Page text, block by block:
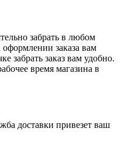
забрать в любом
заказа вам
забрать заказ вам удобно.
время магазина в
доставки привезет ваш